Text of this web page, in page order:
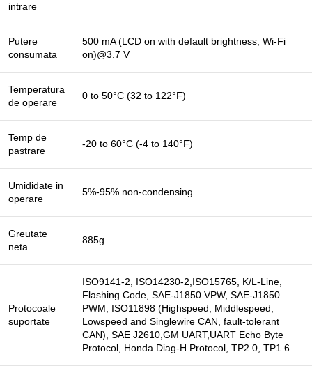
intrare
Putere
consumata
500 mA (LCD on with default brightness, Wi-Fi
on)@3.7 V
Temperatura
de operare
0 to 50°C (32 to 122°F)
Temp de
pastrare
-20 to 60°C (-4 to 140°F)
Umididate in
operare
5%-95% non-condensing
Greutate
neta
885g
Protocoale
suportate
ISO9141-2, ISO14230-2,ISO15765, K/L-Line,
Flashing Code, SAE-J1850 VPW, SAE-J1850
PWM, ISO11898 (Highspeed, Middlespeed,
Lowspeed and Singlewire CAN, fault-tolerant
CAN), SAE J2610,GM UART,UART Echo Byte
Protocol, Honda Diag-H Protocol, TP2.0, TP1.6